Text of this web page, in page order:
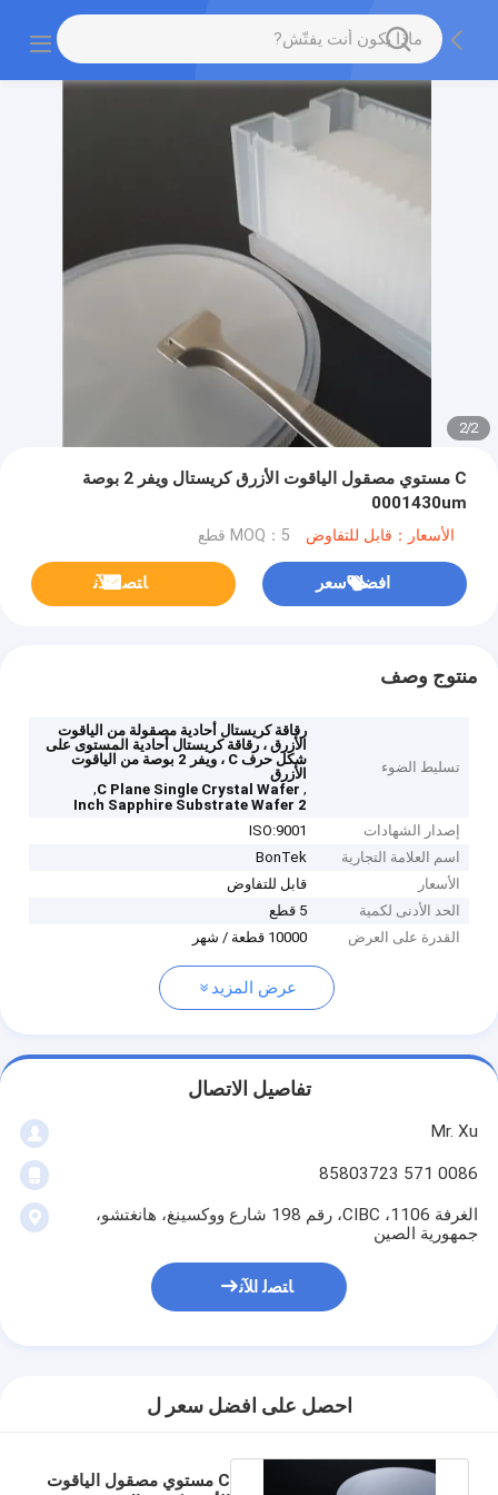
2
/
2
C مستوي مصقول الياقوت الأزرق كريستال ويفر 2 بوصة
0001430um
الأسعار：قابل للتفاوض MOQ：5 قطع
افضل سعر ﺎﺘﺼﻟ ﺍﻶﻧ
منتوج وصف
تسليط الضوء
رقاقة كريستال أحادية مصقولة من الياقوت
الأزرق ، رقاقة كريستال أحادية المستوى على
شكل حرف C ، ويفر 2 بوصة من الياقوت
الأزرق
,
C Plane Single Crystal Wafer
,
2 Inch Sapphire Substrate Wafer
إصدار الشهادات
ISO:9001
اسم العلامة التجارية
BonTek
الأسعار
قابل للتفاوض
الحد الأدنى لكمية
5 قطع
القدرة على العرض
10000 قطعة / شهر
عرض المزيد
تفاصيل الاتصال
Mr. Xu
0086 571 85803723
الغرفة 1106، CIBC، رقم 198 شارع ووكسينغ، هانغتشو،
جمهورية الصين
ﺎﺘﺼﻟ ﺍﻶﻧ
احصل على افضل سعر ل
C مستوي مصقول الياقوت